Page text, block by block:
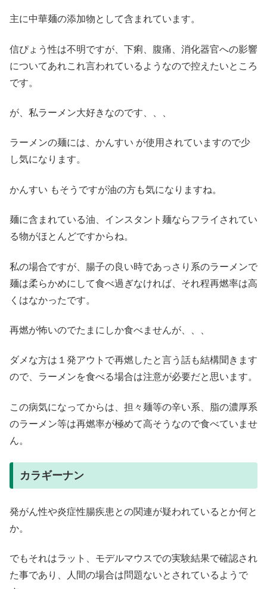
主に中華麺の添加物として含まれています。
信ぴょう性は不明ですが、下痢、腹痛、消化器官への影響
についてあれこれ言われているようなので控えたいところ
です。
が、私ラーメン大好きなのです、、、
ラーメンの麺には、かんすい が使用されていますので少
し気になります。
かんすい もそうですが油の方も気になりますね。
麺に含まれている油、インスタント麺ならフライされてい
る物がほとんどですからね。
私の場合ですが、腸子の良い時であっさり系のラーメンで
麺は柔らかめにして食べ過ぎなければ、それ程再燃率は高
くはなかったです。
再燃が怖いのでたまにしか食べませんが、、、
ダメな方は１発アウトで再燃したと言う話も結構聞きます
ので、ラーメンを食べる場合は注意が必要だと思います。
この病気になってからは、担々麺等の辛い系、脂の濃厚系
のラーメン等は再燃率が極めて高そうなので食べていませ
ん。
カラギーナン
発がん性や炎症性腸疾患との関連が疑われているとか何と
か。
でもそれはラット、モデルマウスでの実験結果で確認され
た事であり、人間の場合は問題ないとされているようで